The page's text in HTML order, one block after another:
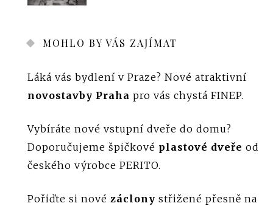
MOHLO BY VÁS ZAJÍMAT
Láká vás bydlení v Praze? Nové atraktivní
novostavby Praha pro vás chystá FINEP.
Vybíráte nové vstupní dveře do domu?
Doporučujeme špičkové plastové dveře od
českého výrobce PERITO.
Pořiďte si nové záclony střižené přesně na